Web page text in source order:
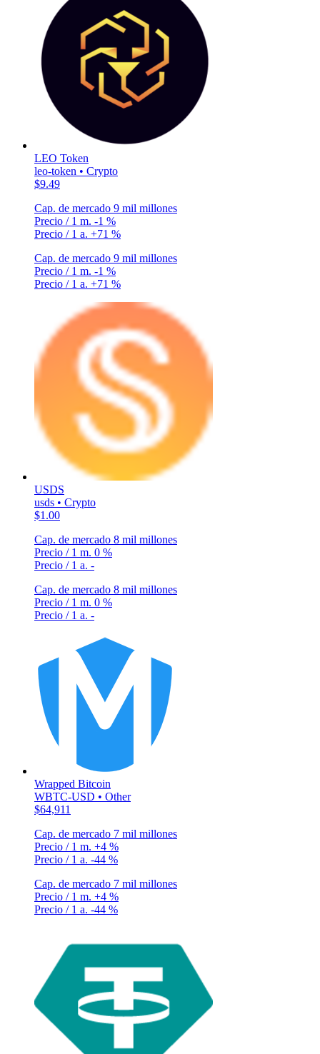
LEO Token
leo-token • Crypto
$9.49
Cap. de mercado 9 mil millones
Precio / 1 m. -1 %
Precio / 1 a. +71 %
Cap. de mercado 9 mil millones
Precio / 1 m. -1 %
Precio / 1 a. +71 %
USDS
usds • Crypto
$1.00
Cap. de mercado 8 mil millones
Precio / 1 m. 0 %
Precio / 1 a. -
Cap. de mercado 8 mil millones
Precio / 1 m. 0 %
Precio / 1 a. -
Wrapped Bitcoin
WBTC-USD • Other
$64,911
Cap. de mercado 7 mil millones
Precio / 1 m. +4 %
Precio / 1 a. -44 %
Cap. de mercado 7 mil millones
Precio / 1 m. +4 %
Precio / 1 a. -44 %